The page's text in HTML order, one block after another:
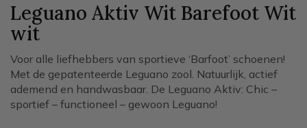
Leguano Aktiv Wit Barefoot Wit
wit
Voor alle liefhebbers van sportieve ‘Barfoot’ schoenen!
Met de gepatenteerde Leguano zool. Natuurlijk, actief
ademend en handwasbaar. De Leguano Aktiv: Chic –
sportief – functioneel – gewoon Leguano!​​ ​